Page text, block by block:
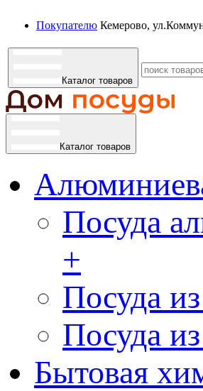
Покупателю Кемерово,
Каталог товаров
Каталог товаров
Посуда
+
Посуда
Посуда
Бытовая